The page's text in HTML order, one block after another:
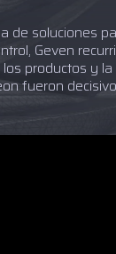
de soluciones
Geven
productos y
fueron